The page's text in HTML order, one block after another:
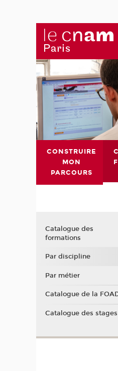
CONSTRUIRE
MON
PARCOURS
Catalogue des
formations
Par discipline
Par métier
Catalogue de la
Catalogue des stages